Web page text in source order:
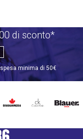
di sconto*
minima di 50€
DSQUARED2
CALVIN BLAUER